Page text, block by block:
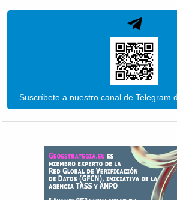
Suscríbete a nuestro canal de Telegram